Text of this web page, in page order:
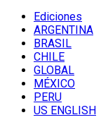
Ediciones
ARGENTINA
BRASIL
CHILE
GLOBAL
MÉXICO
PERU
US ENGLISH